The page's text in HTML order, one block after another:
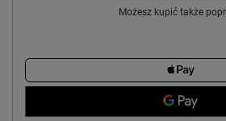
Możesz kupić także